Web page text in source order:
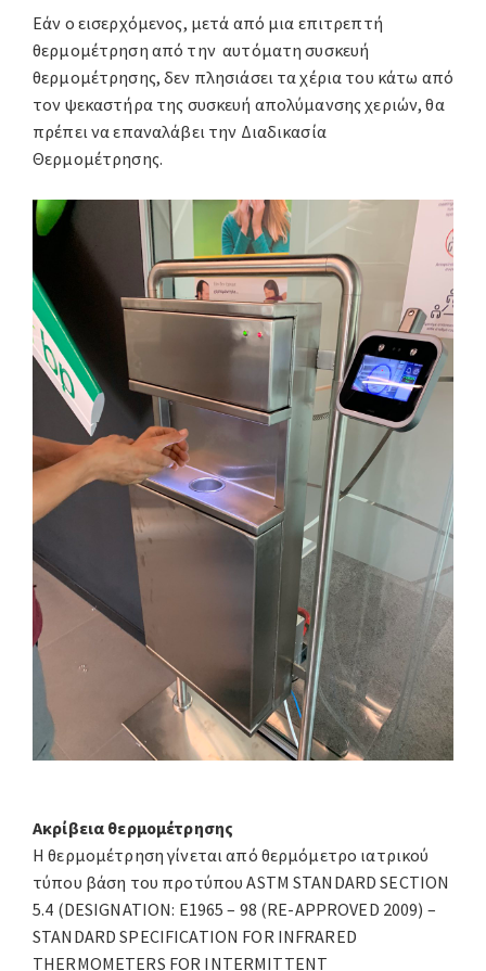
Εάν ο εισερχόμενος, μετά από μια επιτρεπτή
θερμομέτρηση από την αυτόματη συσκευή
θερμομέτρησης, δεν πλησιάσει τα χέρια του κάτω από
τον ψεκαστήρα της συσκευή απολύμανσης χεριών, θα
πρέπει να επαναλάβει την Διαδικασία
Θερμομέτρησης.
Ακρίβεια θερμομέτρησης
Η θερμομέτρηση γίνεται από θερμόμετρο ιατρικού
τύπου βάση του προτύπου ASTM STANDARD SECTION
5.4 (DESIGNATION: E1965 – 98 (RE-APPROVED 2009) –
STANDARD SPECIFICATION FOR INFRARED
THERMOMETERS FOR INTERMITTENT